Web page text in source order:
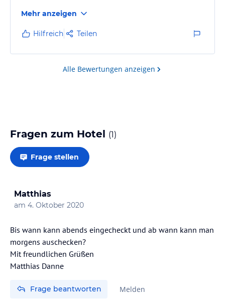
Mehr anzeigen
Hilfreich Teilen
Alle Bewertungen anzeigen
Fragen zum Hotel (1)
Frage stellen
Matthias
am 4. Oktober 2020
Bis wann kann abends eingecheckt und ab wann kann man
morgens auschecken?
Mit freundlichen Grüßen
Matthias Danne
Frage beantworten Melden